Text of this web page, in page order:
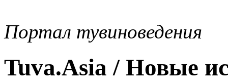
Портал тувиноведения
Tuva.Asia / Новые